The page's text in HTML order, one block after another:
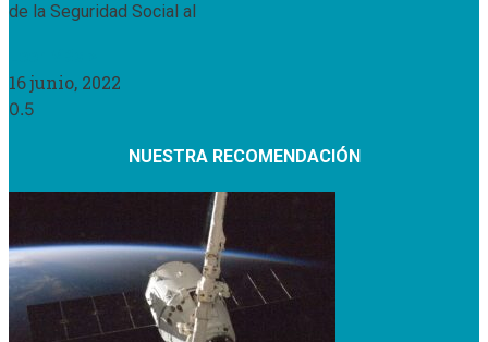
de la Seguridad Social al
16 junio, 2022
NUESTRA RECOMENDACIÓN